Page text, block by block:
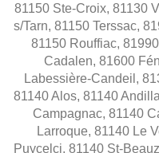
81150 Ste-Croix, 81130
s/Tarn, 81150 Terssac,
81150 Rouffiac,
Cadalen, 81600
Labessière-Candeil,
81140 Alos, 81140
Campagnac, 81140
Larroque, 81140 Le
Puycelci, 81140 St-